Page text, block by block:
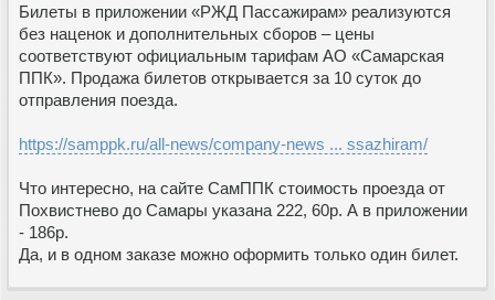
Билеты в приложении «РЖД Пассажирам» реализуются
без наценок и дополнительных сборов – цены
соответствуют официальным тарифам АО «Самарская
ППК». Продажа билетов открывается за 10 суток до
отправления поезда.
https://samppk.ru/all-news/company-news ... ssazhiram/
Что интересно, на сайте СамППК стоимость проезда от
Похвистнево до Самары указана 222, 60р. А в приложении
- 186р.
Да, и в одном заказе можно оформить только один билет.